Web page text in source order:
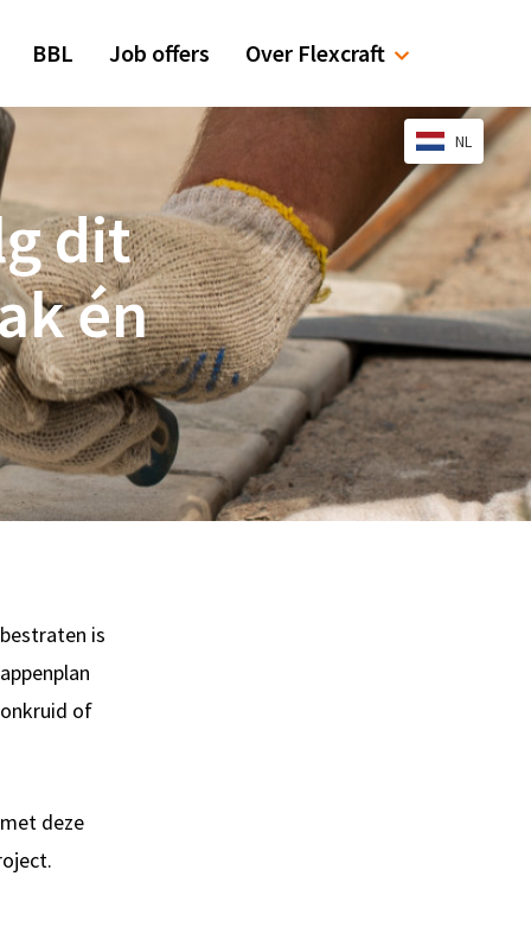
BBL Job offers Over Flexcraft
dit
én
is
of
deze
NL